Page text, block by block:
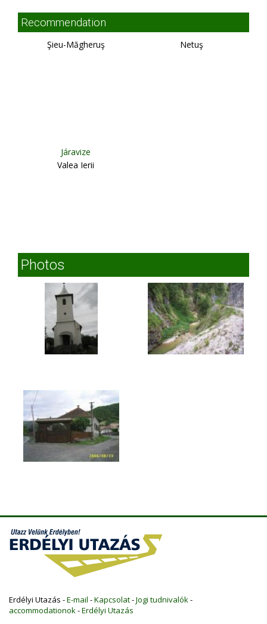
Recommendation
Şieu-Măgheruş Netuş
Járavize
Valea Ierii
Photos
Erdélyi Utazás -E-mail -Kapcsolat-Jogi tudnivalók-
accommodationok-Erdélyi Utazás